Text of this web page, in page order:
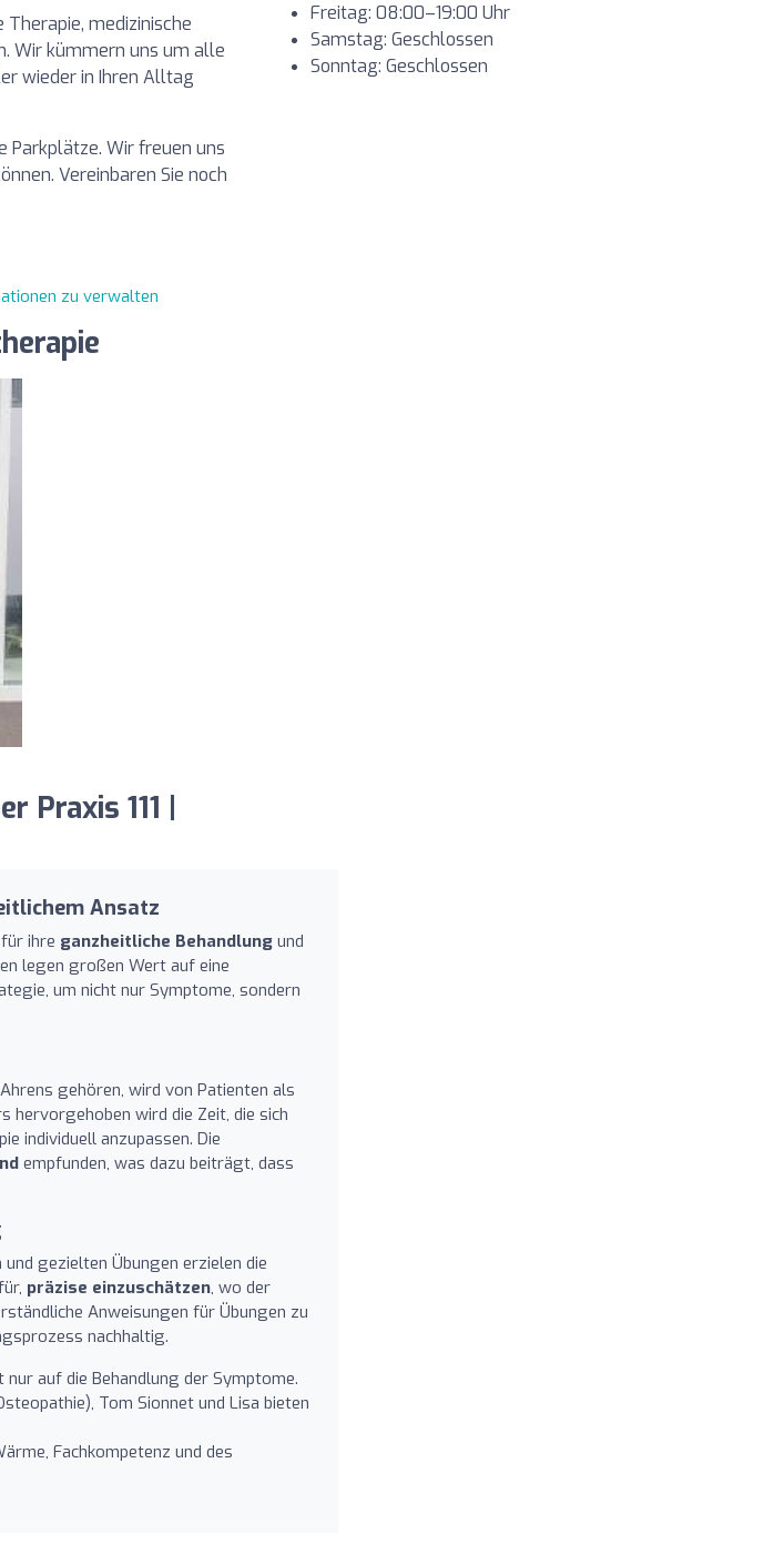
medizinische
Wir kümmern uns um alle
wieder in Ihren Alltag
Parkplätze. Wir freuen uns
Vereinbaren Sie noch
Freitag: 08:00–19:00 Uhr
Samstag: Geschlossen
Sonntag: Geschlossen
zu verwalten
Praxis 111 |
Ansatz
ihre ganzheitliche Behandlung und
legen großen Wert auf eine
um nicht nur Symptome, sondern
gehören, wird von Patienten als
hervorgehoben wird die Zeit, die sich
individuell anzupassen. Die
empfunden, was dazu beiträgt, dass
gezielten Übungen erzielen die
präzise einzuschätzen, wo der
Anweisungen für Übungen zu
nachhaltig.
auf die Behandlung der Symptome.
Tom Sionnet und Lisa bieten
Fachkompetenz und des